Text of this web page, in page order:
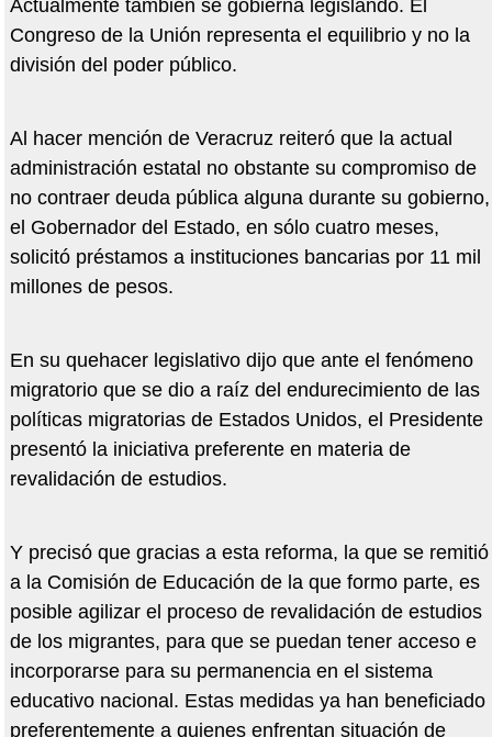
Actualmente también se gobierna legislando. El
Congreso de la Unión representa el equilibrio y no la
división del poder público.
Al hacer mención de Veracruz reiteró que la actual
administración estatal no obstante su compromiso de
no contraer deuda pública alguna durante su gobierno,
el Gobernador del Estado, en sólo cuatro meses,
solicitó préstamos a instituciones bancarias por 11 mil
millones de pesos.
En su quehacer legislativo dijo que ante el fenómeno
migratorio que se dio a raíz del endurecimiento de las
políticas migratorias de Estados Unidos, el Presidente
presentó la iniciativa preferente en materia de
revalidación de estudios.
Y precisó que gracias a esta reforma, la que se remitió
a la Comisión de Educación de la que formo parte, es
posible agilizar el proceso de revalidación de estudios
de los migrantes, para que se puedan tener acceso e
incorporarse para su permanencia en el sistema
educativo nacional. Estas medidas ya han beneficiado
preferentemente a quienes enfrentan situación de